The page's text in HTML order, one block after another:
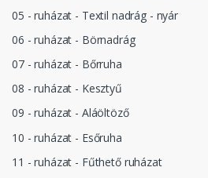
05 - ruházat - Textil nadrág - nyár
06 - ruházat - Börnadrág
07 - ruházat - Bőrruha
08 - ruházat - Kesztyű
09 - ruházat - Aláöltöző
10 - ruházat - Esőruha
11 - ruházat - Fűthető ruházat